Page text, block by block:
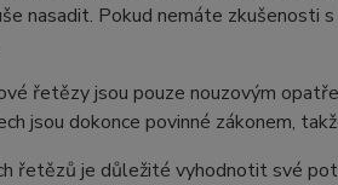
nasadit. Pokud nemáte zkušenosti
řetězy jsou pouze nouzovým
jsou dokonce povinné zákonem,
řetězů je důležité vyhodnotit své